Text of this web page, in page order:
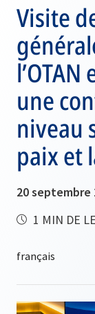
Visite
une
niveau
paix et
20 septembre
1 MIN DE